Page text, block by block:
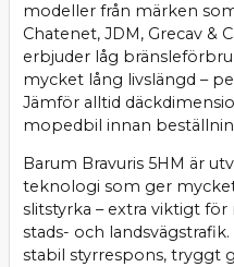
modeller från märken
Chatenet, JDM, Grecav &
erbjuder låg
mycket lång livslängd –
Jämför alltid
mopedbil innan
Barum Bravuris 5HM är
teknologi som ger
slitstyrka – extra viktigt
stads- och
stabil styrrespons, tryggt